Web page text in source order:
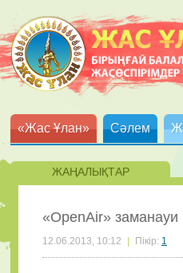
«Жас Ұлан» Сәлем
ЖАҢАЛЫҚТАР
«OpenAir» заманауи
12.06.2013, 10:12 Пікір: 1